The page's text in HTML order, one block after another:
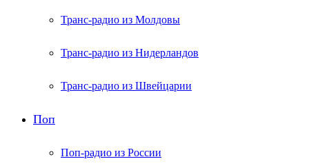
Транс-радио из Молдовы
Транс-радио из Нидерландов
Транс-радио из Швейцарии
Поп
Поп-радио из России